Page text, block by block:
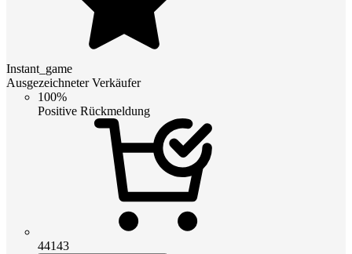
Instant_game
Ausgezeichneter Verkäufer
100%
Positive Rückmeldung
44143